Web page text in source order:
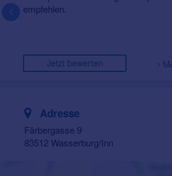
empfehlen.
Jetzt bewerten
Adresse
Färbergasse 9
83512 Wasserburg/Inn